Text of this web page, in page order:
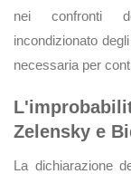
nei confronti
incondizionato
necessaria per
Zelensky e
La dichiarazione